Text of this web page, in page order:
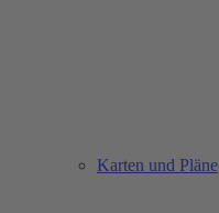
Karten und Pläne